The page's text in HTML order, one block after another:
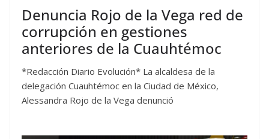
Denuncia Rojo de la Vega red de
corrupción en gestiones
anteriores de la Cuauhtémoc
*Redacción Diario Evolución* La alcaldesa de la
delegación Cuauhtémoc en la Ciudad de México,
Alessandra Rojo de la Vega denunció